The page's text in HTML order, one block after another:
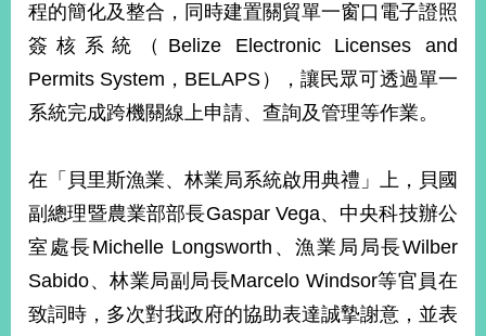
程的簡化及整合，同時建置關貿單一窗口電子證照
簽核系統（Belize Electronic Licenses and
Permits System，BELAPS），讓民眾可透過單一
系統完成跨機關線上申請、查詢及管理等作業。
在「貝里斯漁業、林業局系統啟用典禮」上，貝國
副總理暨農業部部長Gaspar Vega、中央科技辦公
室處長Michelle Longsworth、漁業局局長Wilber
Sabido、林業局副局長Marcelo Windsor等官員在
致詞時，多次對我政府的協助表達誠摯謝意，並表